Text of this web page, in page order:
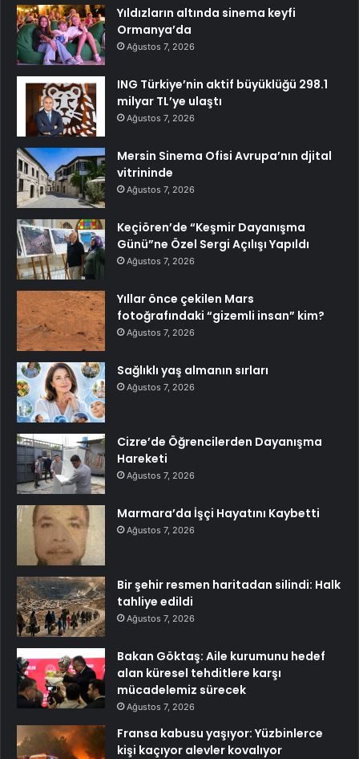
Yıldızların altında sinema keyfi
Ormanya’da
Ağustos 7, 2026
ING Türkiye’nin aktif büyüklüğü 298.1
milyar TL’ye ulaştı
Ağustos 7, 2026
Mersin Sinema Ofisi Avrupa’nın djital
vitrininde
Ağustos 7, 2026
Keçiören’de “Keşmir Dayanışma
Günü”ne Özel Sergi Açılışı Yapıldı
Ağustos 7, 2026
Yıllar önce çekilen Mars
fotoğrafındaki “gizemli insan” kim?
Ağustos 7, 2026
Sağlıklı yaş almanın sırları
Ağustos 7, 2026
Cizre’de Öğrencilerden Dayanışma
Hareketi
Ağustos 7, 2026
Marmara’da İşçi Hayatını Kaybetti
Ağustos 7, 2026
Bir şehir resmen haritadan silindi: Halk
tahliye edildi
Ağustos 7, 2026
Bakan Göktaş: Aile kurumunu hedef
alan küresel tehditlere karşı
mücadelemiz sürecek
Ağustos 7, 2026
Fransa kabusu yaşıyor: Yüzbinlerce
kişi kaçıyor alevler kovalıyor